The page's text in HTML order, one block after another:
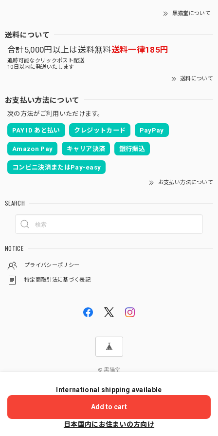
黒猫堂について
送料について
合計5,000円以上は送料無料送料一律185円
追跡可能なクリックポスト配送
10日以内に発送いたします
送料について
お支払い方法について
次の方法がご利用いただけます。
PAY ID あと払い クレジットカード PayPay
Amazon Pay キャリア決済 銀行振込
コンビニ決済またはPay-easy
お支払い方法について
SEARCH
NOTICE
プライバシーポリシー
特定商取引法に基づく表記
© 黒猫堂
International shipping available
Add to cart
日本国内にお住まいの方向け
ショップに質問する